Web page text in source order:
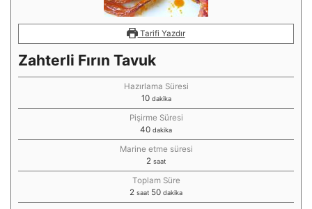
Tarifi Yazdır
Zahterli Fırın Tavuk
Hazırlama Süresi
10 dakika
Pişirme Süresi
40 dakika
Marine etme süresi
2 saat
Toplam Süre
2 saat 50 dakika